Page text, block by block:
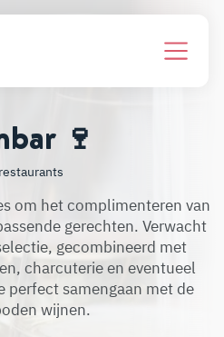
🍷
om het complimenteren van
gerechten. Verwacht
gecombineerd met
charcuterie en eventueel
perfect samengaan met de
wijnen.